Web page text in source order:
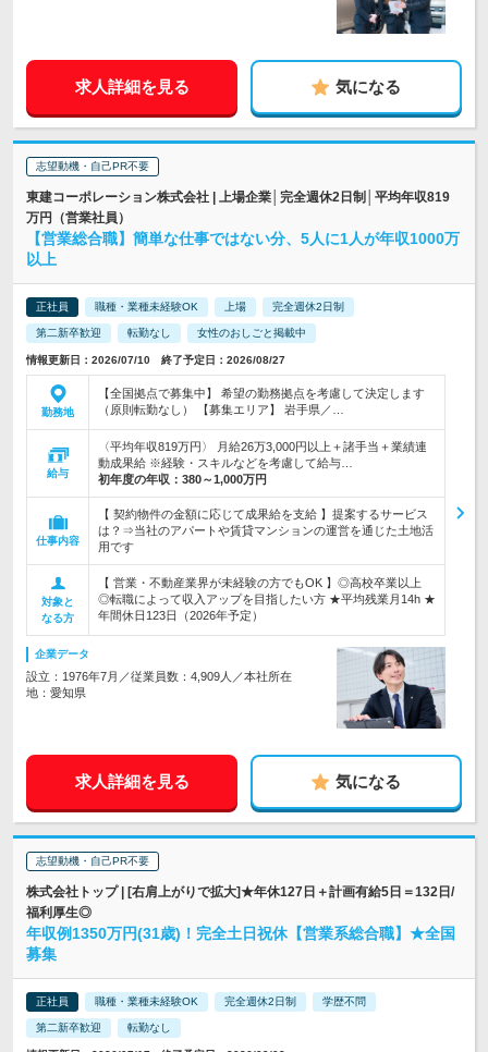
求人詳細を見る 気になる
志望動機・自己PR不要
東建コーポレーション株式会社 | 上場企業│完全週休2日制│平均年収819
万円（営業社員）
【営業総合職】簡単な仕事ではない分、5人に1人が年収1000万
以上
正社員 職種・業種未経験OK 上場 完全週休2日制
第二新卒歓迎 転勤なし 女性のおしごと掲載中
情報更新日：2026/07/10 終了予定日：2026/08/27
勤務地
【全国拠点で募集中】 希望の勤務拠点を考慮して決定します
（原則転勤なし） 【募集エリア】 岩手県／…
給与
〈平均年収819万円〉 月給26万3,000円以上＋諸手当＋業績連
動成果給 ※経験・スキルなどを考慮して給与…
初年度の年収： 380～1,000万円
仕事内容
【 契約物件の金額に応じて成果給を支給 】提案するサービス
は？⇒当社のアパートや賃貸マンションの運営を通じた土地活
用です
対象と
なる方
【 営業・不動産業界が未経験の方でもOK 】◎高校卒業以上
◎転職によって収入アップを目指したい方 ★平均残業月14h ★
年間休日123日（2026年予定）
企業データ
設立：1976年7月／従業員数：4,909人／本社所在
地：愛知県
求人詳細を見る 気になる
志望動機・自己PR不要
株式会社トップ | [右肩上がりで拡大]★年休127日＋計画有給5日＝132日/
福利厚生◎
年収例1350万円(31歳)！完全土日祝休【営業系総合職】★全国
募集
正社員 職種・業種未経験OK 完全週休2日制 学歴不問
第二新卒歓迎 転勤なし